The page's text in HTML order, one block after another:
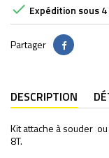
 Expédition sous
Partager Partager
DESCRIPTION
Kit attache à souder
8T.